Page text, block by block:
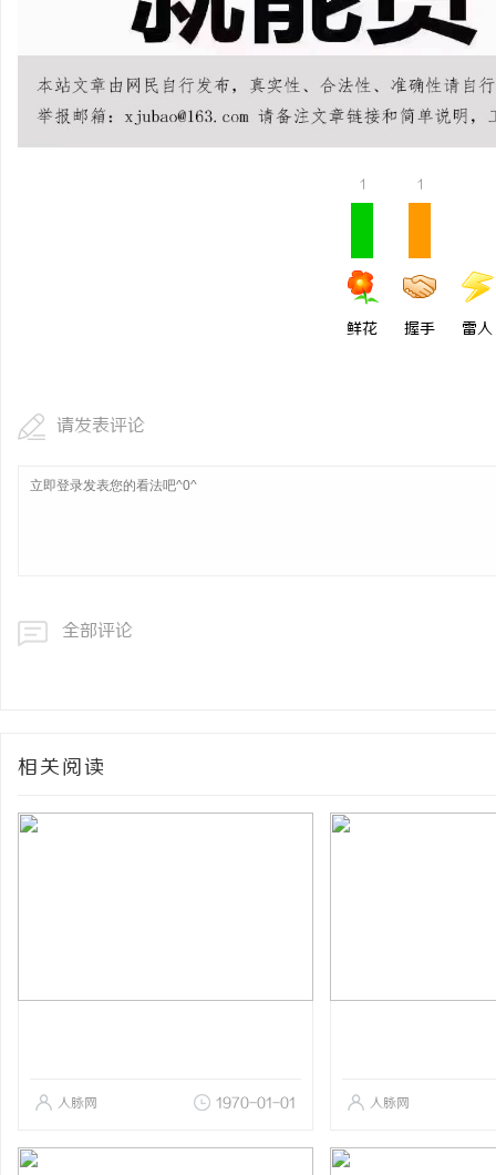
1
鲜花
1
握手 雷人
请发表评论
全部评论
相关阅读
人脉网 1970-01-01 人脉网
合肥刑事律师：保护您的合法权益，助
法律困境